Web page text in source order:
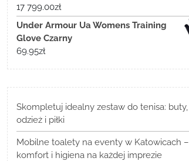
17 799.00zł
Under Armour Ua Womens Training
Glove Czarny
69.95zł
Skompletuj idealny zestaw do tenisa: buty,
odzież i piłki
Mobilne toalety na eventy w Katowicach –
komfort i higiena na każdej imprezie